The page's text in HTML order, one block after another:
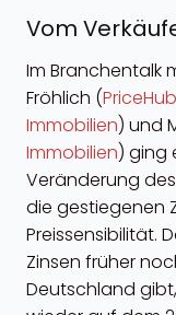
Vom
Im Branchentalk
Fröhlich (
Immobilien) und
Immobilien) ging
Veränderung
die gestiegenen
Preissensibilität.
Zinsen früher
Deutschland